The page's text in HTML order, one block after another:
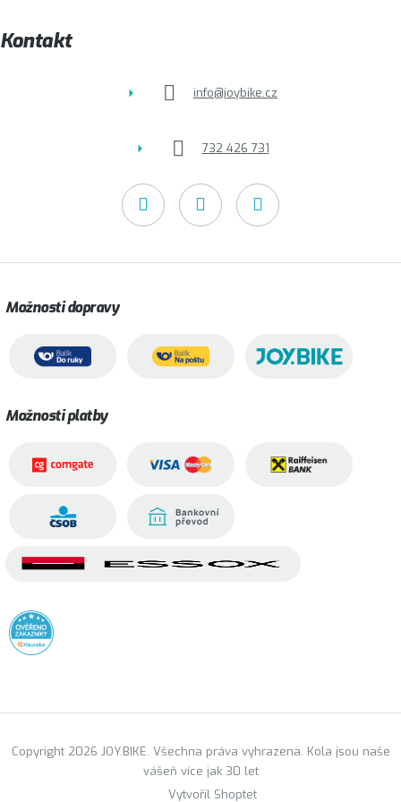
t
í
Kontakt
info@joybike.cz
732 426 731
Možnosti dopravy
Možnosti platby
Vytvořil Shoptet
Copyright 2026 JOY.BIKE. Všechna práva vyhrazena. Kola jsou naše
vášeň více jak 30 let